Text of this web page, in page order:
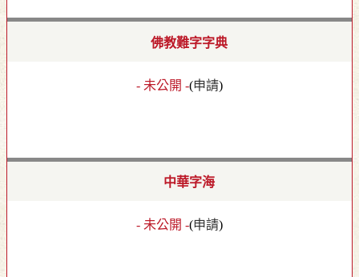
佛教難字字典
- 未公開 -(申請)
中華字海
- 未公開 -(申請)